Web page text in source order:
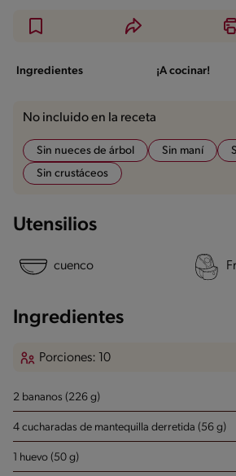
Ingredientes ¡A cocinar!
No incluido en la receta
Sin nueces de árbol Sin maní
Sin crustáceos
Utensilios
cuenco
Ingredientes
Porciones: 10
2 bananos (226 g)
4 cucharadas de mantequilla derretida (56 g)
1 huevo (50 g)